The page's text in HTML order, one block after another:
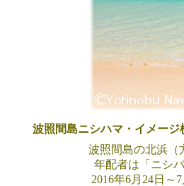
波照間島ニシハマ・イメージ
波照間島の北浜（
年配者は「ニシ
2016年6月24日～